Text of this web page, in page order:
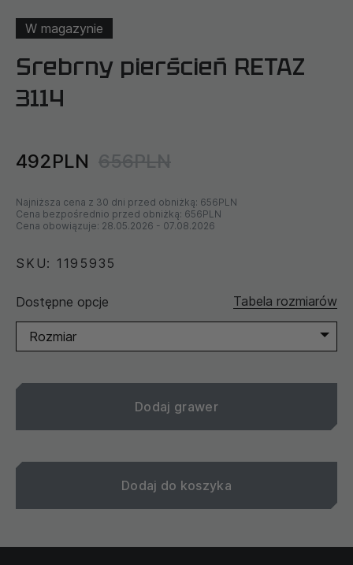
W magazynie
Srebrny pierścień RETAZ
3114
492PLN 656PLN
Najniższa cena z 30 dni przed obniżką: 656PLN
Cena bezpośrednio przed obniżką: 656PLN
Cena obowiązuje: 28.05.2026 - 07.08.2026
SKU: 1195935
Dostępne opcje Tabela rozmiarów
Rozmiar
Dodaj grawer
Dodaj do koszyka